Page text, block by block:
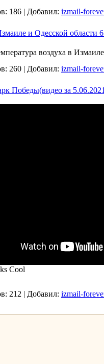
186 | Добавил: izmail-
и Одесской области
воздуха в
260 | Добавил: izmail-
Победы(видео за
Cool
212 | Добавил: izmail-